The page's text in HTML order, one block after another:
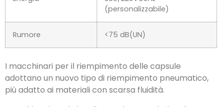
adottano un nuovo tipo di riempimento pneumatico
più adatto ai materiali con scarsa fluidità.